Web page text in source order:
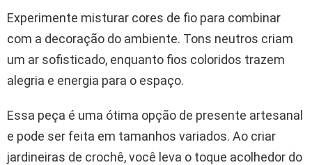
Experimente misturar cores de fio para combinar
com a decoração do ambiente. Tons neutros criam
um ar sofisticado, enquanto fios coloridos trazem
alegria e energia para o espaço.
Essa peça é uma ótima opção de presente artesanal
e pode ser feita em tamanhos variados. Ao criar
jardineiras de crochê, você leva o toque acolhedor do